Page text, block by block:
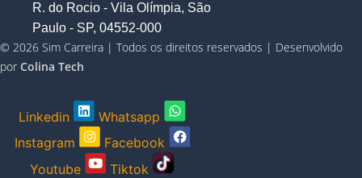
R. do Rocio - Vila Olímpia, São
Paulo - SP, 04552-000
© 2026 Sim Carreira | Todos os direitos reservados | Desenvolvido
por Colina Tech
Linkedin
Whatsapp
Instagram
Facebook
Youtube
Tiktok